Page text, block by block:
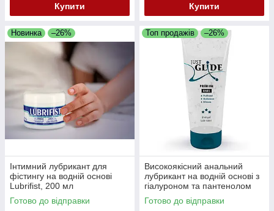
Купити Купити
Новинка –26%
Інтимний лубрикант для
фістингу на водній основі
Lubrifist, 200 мл
Готово до відправки
Топ продажів –26%
Високоякісний анальний
лубрикант на водній основі з
гіалуроном та пантенолом
Just Glide Premium Anal, 200
мл
Готово до відправки